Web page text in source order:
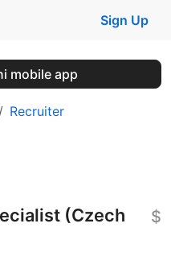
Sign Up
mobile app
Recruiter
(Czech
$